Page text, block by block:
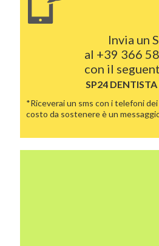
Invia un
al +39 366
con il
SP24 DENTISTA
*Riceverai un sms con i telefoni
costo da sostenere è un